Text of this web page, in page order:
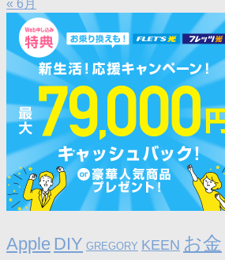
« 6月
Apple DIY GREGORY KEEN お金